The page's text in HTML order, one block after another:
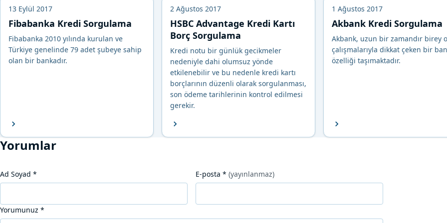
13 Eylül 2017
Fibabanka Kredi Sorgulama
Fibabanka 2010 yılında kurulan ve
Türkiye genelinde 79 adet şubeye sahip
olan bir bankadır.
2 Ağustos 2017
HSBC Advantage Kredi Kartı
Borç Sorgulama
Kredi notu bir günlük gecikmeler
nedeniyle dahi olumsuz yönde
etkilenebilir ve bu nedenle kredi kartı
borçlarının düzenli olarak sorgulanması,
son ödeme tarihlerinin kontrol edilmesi
gerekir.
1 Ağustos 2017
Akbank Kredi Sorgulama
Akbank, uzun bir zamandır birey
çalışmalarıyla dikkat çeken bir
özelliği taşımaktadır.
Yorumlar
Ad Soyad * E-posta * (yayınlanmaz)
Yorumunuz *